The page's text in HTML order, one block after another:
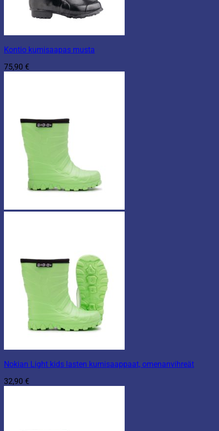
Kontio kumisaapas musta
75,90 €
Nokian Light kids lasten kumisaappaat, omenanvihreät
32,90 €